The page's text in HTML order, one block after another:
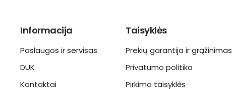
Informacija
Paslaugos ir servisas
DUK
Kontaktai
Taisyklės
Prekių garantija ir grąžinimas
Privatumo politika
Pirkimo taisyklės